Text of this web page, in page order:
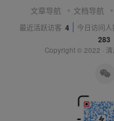
文章导航 文档导航
最近活跃访客 4 今日访问人
283
Copyright © 2022 ·